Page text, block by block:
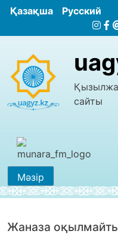
Қазақша Русский
сайты
Мәзір
Жаназа